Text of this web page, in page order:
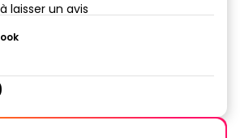
laisser un avis